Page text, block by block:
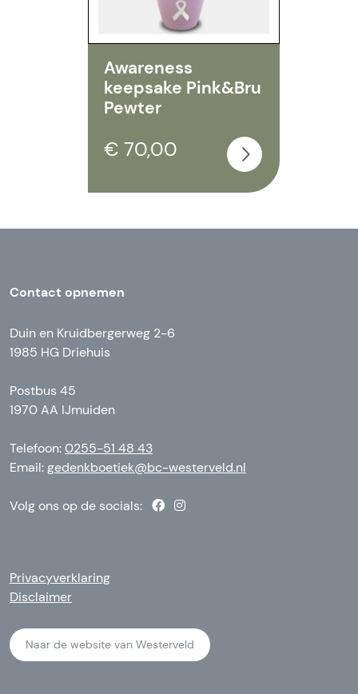
Awareness
keepsake Pink&Bru
Pewter
€ 70,00
Contact opnemen
Duin en Kruidbergerweg 2-6
1985 HG Driehuis
Postbus 45
1970 AA IJmuiden
Telefoon:0255-51 48 43
Email:gedenkboetiek@bc-westerveld.nl
Volg ons op de socials:
Privacyverklaring
Disclaimer
Naar de website van Westerveld